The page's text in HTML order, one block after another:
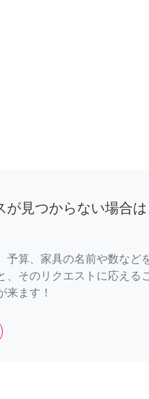
が見つからない場合
予算、家具の名前や数など
、そのリクエストに応える
来ます！